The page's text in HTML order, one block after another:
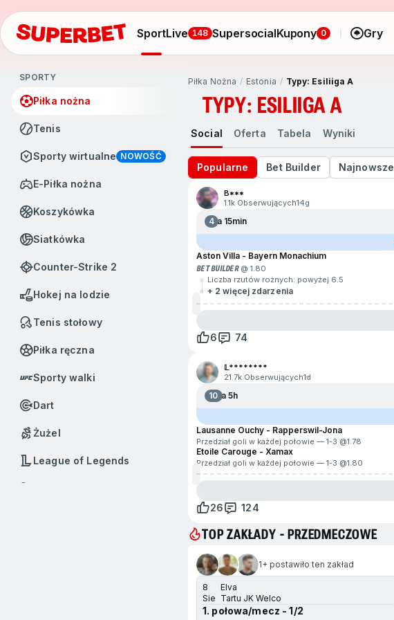
Sport Live 148 Supersocial Kupony 0 Gry
SPORTY
Piłka nożna
Tenis
Sporty wirtualne NOWOŚĆ
e-Piłka nożna
Koszykówka
Siatkówka
Counter-Strike 2
Hokej na lodzie
Tenis stołowy
Piłka ręczna
Sporty walki
Dart
Żużel
League of Legends
Piłka Nożna Estonia Typy: Esiliiga A
TYPY: ESILIIGA A
Social Oferta Tabela Wyniki
Popularne Bet Builder Najnowsze
B***
1.1k Obserwujących14g
4Za 15min
Aston Villa - Bayern Monachium
BET BUILDER@ 1.80
Liczba rzutów rożnych: powyżej 6.5
+ 2 więcej zdarzenia
6
74
𝕃********
21.7k Obserwujących1d
10Za 5h
Lausanne Ouchy - Rapperswil-Jona
Przedział goli w każdej połowie — 1-3 @1.78
Etoile Carouge - Xamax
Przedział goli w każdej połowie — 1-3 @1.80
26
124
TOP ZAKŁADY - PRZEDMECZOWE
przejdź na koniec 1+ postawiło ten zakład
8
Sie
Elva
Tartu JK Welco
1. połowa/mecz - 1/2